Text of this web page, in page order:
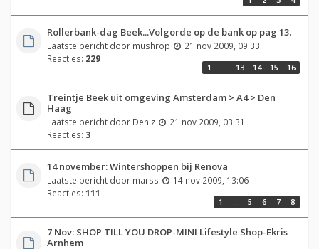
Rollerbank-dag Beek...Volgorde op de bank op pag 13.
Laatste bericht door mushrop
21 nov 2009, 09:33
Reacties: 229
1 13 14 15 16
Treintje Beek uit omgeving Amsterdam > A4 > Den
Haag
Laatste bericht door Deniz
21 nov 2009, 03:31
Reacties: 3
14 november: Wintershoppen bij Renova
Laatste bericht door marss
14 nov 2009, 13:06
Reacties: 111
1 5 6 7 8
7 Nov: SHOP TILL YOU DROP-MINI Lifestyle Shop-Ekris
Arnhem